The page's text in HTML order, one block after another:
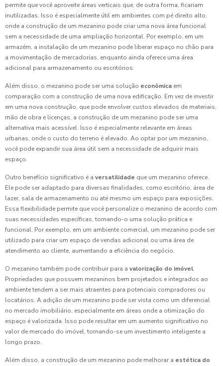
permite que você aproveite áreas verticais que, de outra forma, ficariam
inutilizadas. Isso é especialmente útil em ambientes com pé direito alto,
onde a construção de um mezanino pode criar uma nova área funcional
sem a necessidade de uma ampliação horizontal. Por exemplo, em um
armazém, a instalação de um mezanino pode liberar espaço no chão para
a movimentação de mercadorias, enquanto ainda oferece uma área
adicional para armazenamento ou escritórios.
Além disso, o mezanino pode ser uma solução econômica em
comparação com a construção de uma nova edificação. Em vez de investir
em uma nova construção, que pode envolver custos elevados de materiais,
mão de obra e licenças, a construção de um mezanino pode ser uma
alternativa mais acessível. Isso é especialmente relevante em áreas
urbanas, onde o custo do terreno é elevado. Ao optar por um mezanino,
você pode expandir sua área útil sem a necessidade de adquirir mais
espaço.
Outro benefício significativo é a versatilidade que um mezanino oferece.
Ele pode ser adaptado para diversas finalidades, como escritório, área de
lazer, sala de armazenamento ou até mesmo um espaço para exposições.
Essa flexibilidade permite que você personalize o mezanino de acordo com
suas necessidades específicas, tornando-o uma solução prática e
funcional. Por exemplo, em um ambiente comercial, um mezanino pode ser
utilizado para criar um espaço de vendas adicional ou uma área de
atendimento ao cliente, aumentando a eficiência do negócio.
O mezanino também pode contribuir para a valorização do imóvel.
Propriedades que possuem mezaninos bem projetados e integrados ao
ambiente tendem a ser mais atraentes para potenciais compradores ou
locatários. A adição de um mezanino pode ser vista como um diferencial
no mercado imobiliário, especialmente em áreas onde a otimização do
espaço é valorizada. Isso pode resultar em um aumento significativo no
valor de mercado do imóvel, tornando-se um investimento inteligente a
longo prazo.
Além disso, a construção de um mezanino pode melhorar a estética do